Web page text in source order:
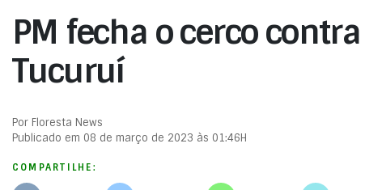
PM fecha o cerco
Tucuruí
Por Floresta News
Publicado em 08 de março de 2023 às 01:46H
COMPARTILHE: